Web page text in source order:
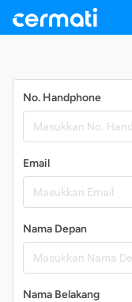
No. Handphone
Email
Nama Depan
Nama Belakang